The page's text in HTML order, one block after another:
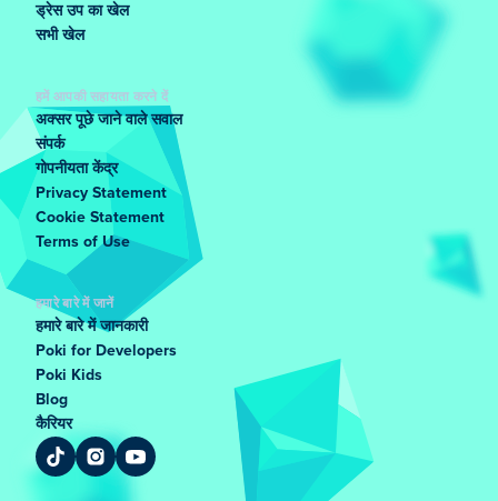
ड्रेस उप का खेल
सभी खेल
हमें आपकी सहायता करने दें
अक्सर पूछे जाने वाले सवाल
संपर्क
गोपनीयता केंद्र
Privacy Statement
Cookie Statement
Terms of Use
हमारे बारे में जानें
हमारे बारे में जानकारी
Poki for Developers
Poki Kids
Blog
कैरियर